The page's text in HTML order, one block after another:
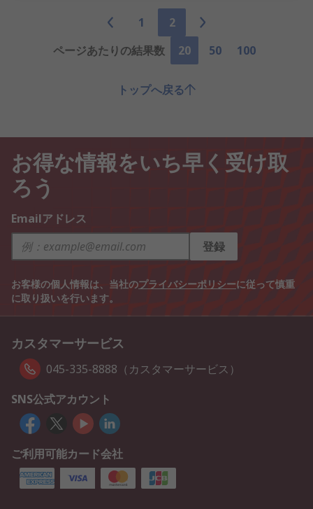
1
2
ページあたりの結果数
20 50 100
トップへ戻る
お得な情報をいち早く受け取
ろう
Emailアドレス
登録
お客様の個人情報は、当社のプライバシーポリシーに従って慎重
に取り扱いを行います。
カスタマーサービス
045-335-8888（カスタマーサービス）
SNS公式アカウント
ご利用可能カード会社